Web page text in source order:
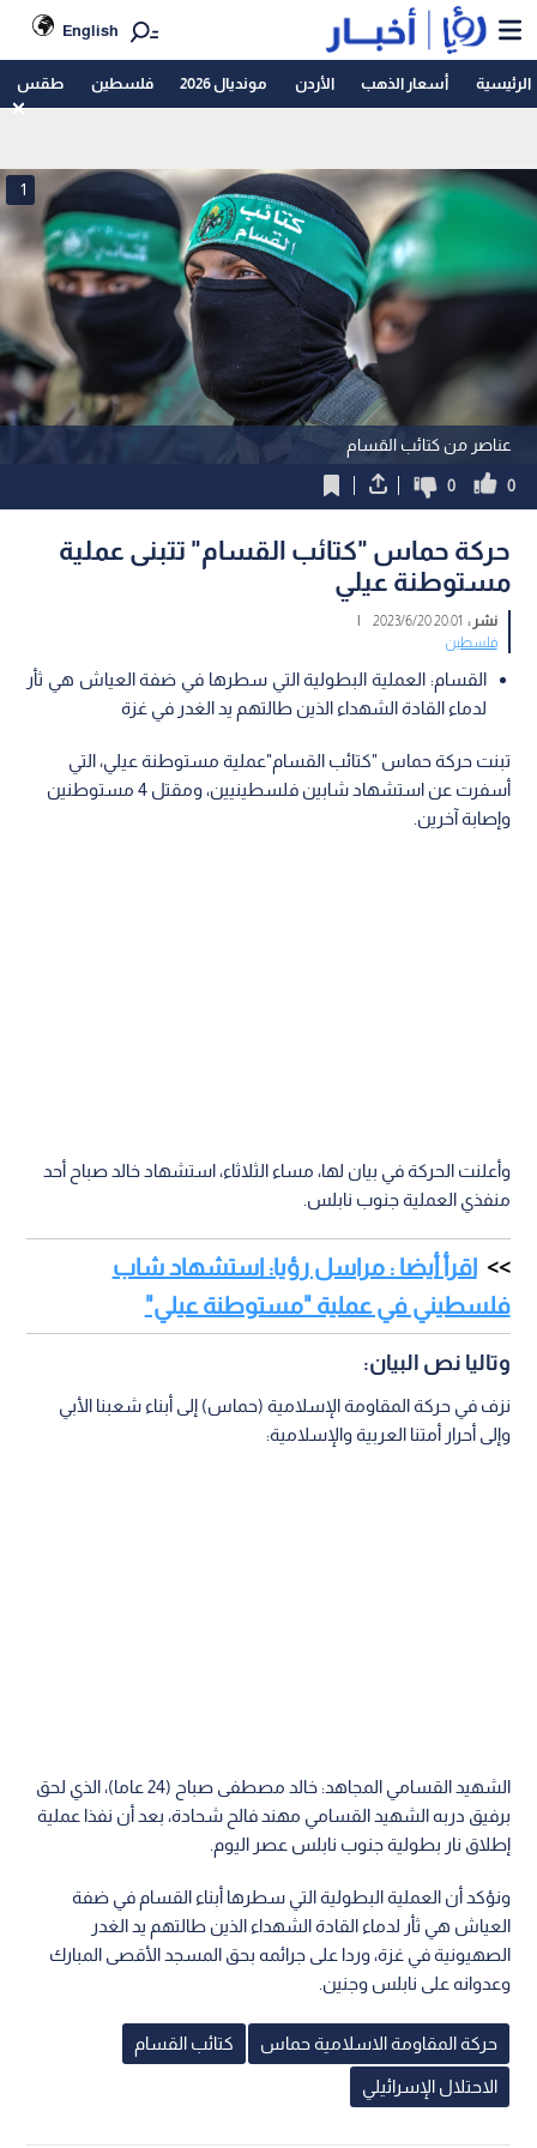
English
الرئيسية أسعار الذهب الأردن مونديال 2026 فلسطين طقس
عناصر من كتائب القسام
1
0
0
حركة حماس "كتائب القسام" تتبنى عملية
مستوطنة عيلي
نشر : 20:01 2023/6/20
|
فلسطين
القسام: العملية البطولية التي سطرها في ضفة العياش هي ثأر
لدماء القادة الشهداء الذين طالتهم يد الغدر في غزة
تبنت حركة حماس "كتائب القسام"عملية مستوطنة عيلي، التي
أسفرت عن استشهاد شابين فلسطينيين، ومقتل 4 مستوطنين
وإصابة آخرين.
وأعلنت الحركة في بيان لها، مساء الثلاثاء، استشهاد خالد صباح أحد
منفذي العملية جنوب نابلس.
اقرأ أيضا : مراسل رؤيا: استشهاد شاب
فلسطيني في عملية "مستوطنة عيلي"
وتاليا نص البيان:
نزف في حركة المقاومة الإسلامية (حماس) إلى أبناء شعبنا الأبي
وإلى أحرار أمتنا العربية والإسلامية:
الشهيد القسامي المجاهد: خالد مصطفى صباح (24 عاما)، الذي لحق
برفيق دربه الشهيد القسامي مهند فالح شحادة، بعد أن نفذا عملية
إطلاق نار بطولية جنوب نابلس عصر اليوم.
ونؤكد أن العملية البطولية التي سطرها أبناء القسام في ضفة
العياش هي ثأر لدماء القادة الشهداء الذين طالتهم يد الغدر
الصهيونية في غزة، وردا على جرائمه بحق المسجد الأقصى المبارك
وعدوانه على نابلس وجنين.
حركة المقاومة الاسلامية حماس كتائب القسام
الاحتلال الإسرائيلي